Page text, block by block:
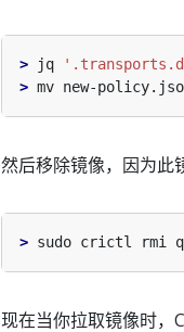
> jq
>
然后移除镜像，因为此
>
现在当你拉取镜像时，